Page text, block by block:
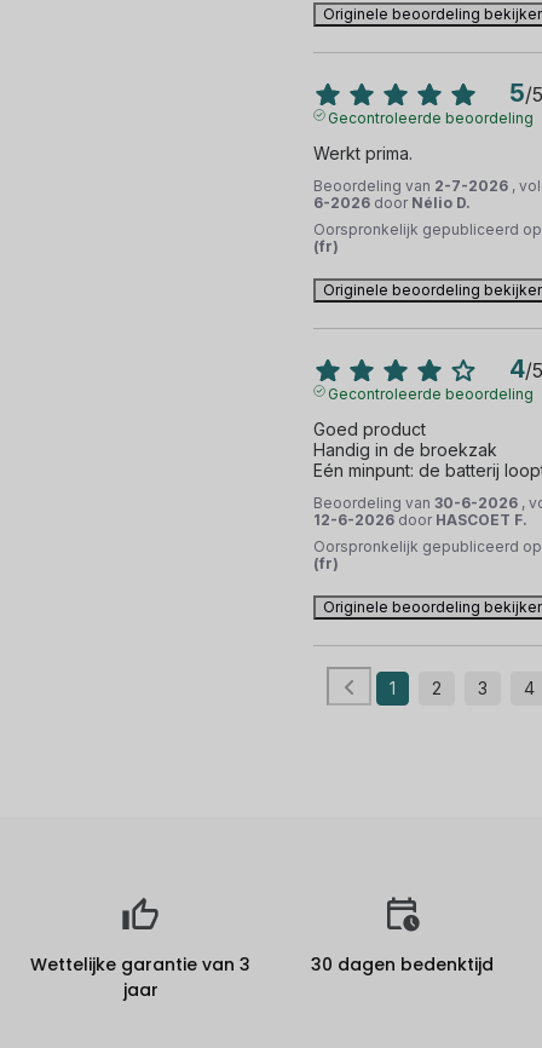
Originele beoordeling
5/5
Gecontroleerde beoordeling
Werkt prima.
Beoordeling van 2-7-2026 ,
6-2026 door Nélio D.
Oorspronkelijk gepubliceerd
(fr)
Originele beoordeling
4/5
Gecontroleerde beoordeling
Goed product
Handig in de broekzak
Eén minpunt: de batterij
Beoordeling van 30-6-2026 ,
12-6-2026 door HASCOET F.
Oorspronkelijk gepubliceerd
(fr)
Originele beoordeling
1 2 3 4
Wettelijke garantie van 3
jaar
30 dagen bedenktijd